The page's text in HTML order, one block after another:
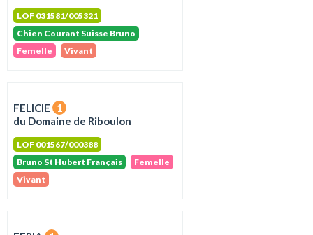
LOF 031581/005321
Chien Courant Suisse Bruno
Femelle
Vivant
FELICIE
1
du Domaine de Riboulon
LOF 001567/000388
Bruno St Hubert Français
Femelle
Vivant